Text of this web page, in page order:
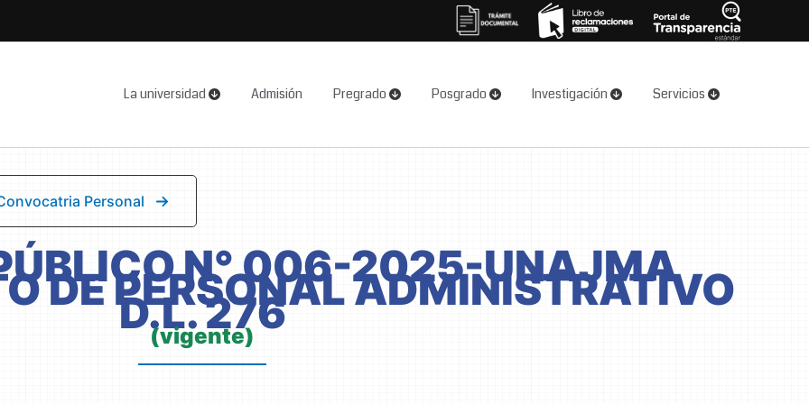
La universidad Admisión Pregrado Posgrado Investigación Servicios
Personal
N° 006-2025-UNAJMA
DE PERSONAL ADMINISTRATIVO
D.L. 276
(vigente)